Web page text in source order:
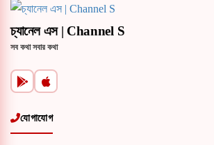
চ্যানেল এস | Channel S
সব কথা সবার কথা
যোগাযোগ